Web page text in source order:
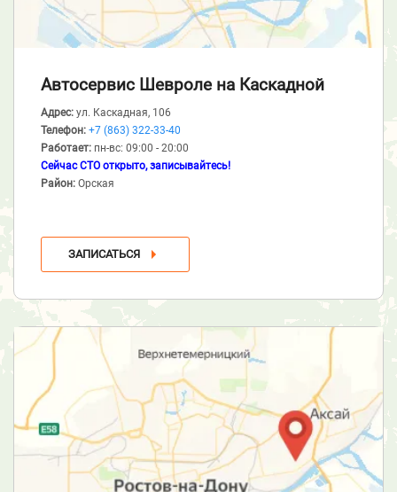
Автосервис Шевроле на Каскадной
Адрес: ул. Каскадная, 106
Телефон: +7 (863) 322-33-40
Работает: пн-вс: 09:00 - 20:00
Сейчас СТО открыто, записывайтесь!
Район: Орская
ЗАПИСАТЬСЯ